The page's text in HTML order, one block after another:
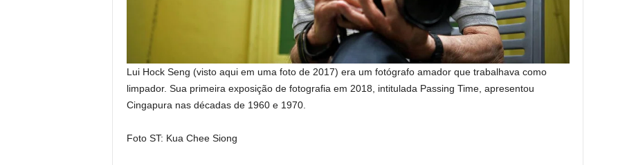
Lui Hock Seng (visto aqui em uma foto de 2017) era um fotógrafo amador que trabalhava como
limpador. Sua primeira exposição de fotografia em 2018, intitulada Passing Time, apresentou
Cingapura nas décadas de 1960 e 1970.
Foto ST: Kua Chee Siong